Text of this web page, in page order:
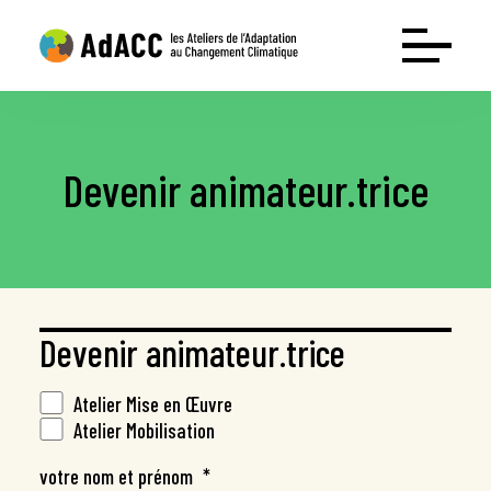
Les ateliers
Atelier Mobilisation Adaptation
Ressources
Le guide
Test entreprises
Test collectivités
Webinaire : l’adaptation grandeur nature
Devenir animateur.trice
Devenir animateur.trice
Atelier Mise en Œuvre
Atelier Mobilisation
votre nom et prénom *